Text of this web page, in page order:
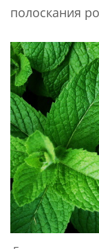
полоскания